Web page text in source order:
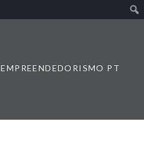
EMPREENDEDORISMO PT